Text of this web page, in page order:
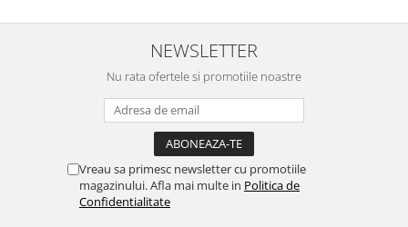
NEWSLETTER
Nu rata ofertele si promotiile noastre
Vreau sa primesc newsletter cu promotiile
magazinului. Afla mai multe in Politica de
Confidentialitate